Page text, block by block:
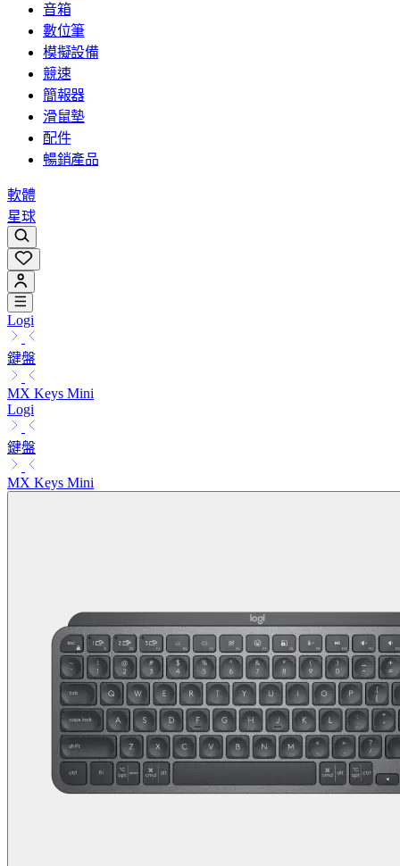
音箱
數位筆
模擬設備
競速
簡報器
滑鼠墊
配件
暢銷產品
軟體
星球
Logi
鍵盤
MX Keys Mini
Logi
鍵盤
MX Keys Mini